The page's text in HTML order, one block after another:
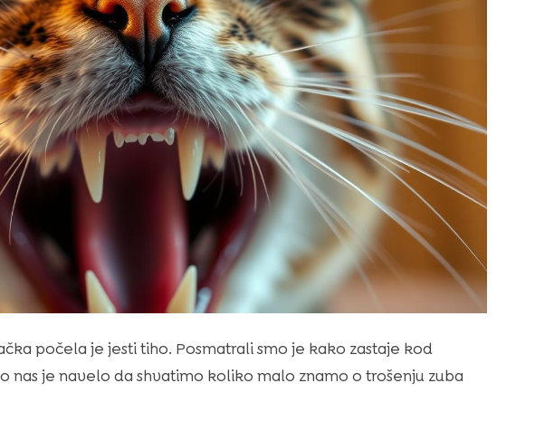
počela je jesti tiho. Posmatrali smo je kako zastaje kod
nas je navelo da shvatimo koliko malo znamo o trošenju zuba